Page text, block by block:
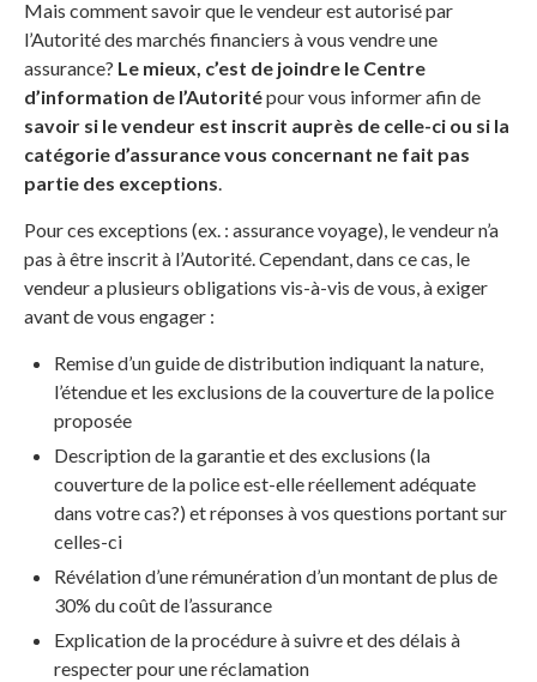
Mais comment savoir que le vendeur est autorisé par
l’Autorité des marchés financiers à vous vendre une
assurance? Le mieux, c’est de joindre le Centre
d’information de l’Autoritépour vous informer afin de
savoir si le vendeur est inscrit auprès de celle-ci ou si la
catégorie d’assurance vous concernant ne fait pas
partie des exceptions.
Pour ces exceptions (ex. : assurance voyage), le vendeur n’a
pas à être inscrit à l’Autorité. Cependant, dans ce cas, le
vendeur a plusieurs obligations vis-à-vis de vous, à exiger
avant de vous engager :
Remise d’un guide de distribution indiquant la nature,
l’étendue et les exclusions de la couverture de la police
proposée
Description de la garantie et des exclusions (la
couverture de la police est-elle réellement adéquate
dans votre cas?) et réponses à vos questions portant sur
celles-ci
Révélation d’une rémunération d’un montant de plus de
30% du coût de l’assurance
Explication de la procédure à suivre et des délais à
respecter pour une réclamation